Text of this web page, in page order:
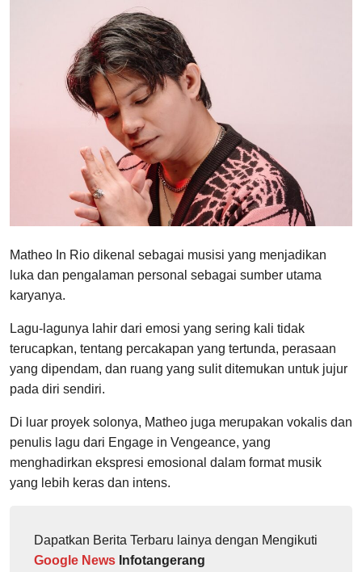
Matheo In Rio dikenal sebagai musisi yang menjadikan
luka dan pengalaman personal sebagai sumber utama
karyanya.
Lagu-lagunya lahir dari emosi yang sering kali tidak
terucapkan, tentang percakapan yang tertunda, perasaan
yang dipendam, dan ruang yang sulit ditemukan untuk jujur
pada diri sendiri.
Di luar proyek solonya, Matheo juga merupakan vokalis dan
penulis lagu dari Engage in Vengeance, yang
menghadirkan ekspresi emosional dalam format musik
yang lebih keras dan intens.
Dapatkan Berita Terbaru lainya dengan Mengikuti
Google News Infotangerang